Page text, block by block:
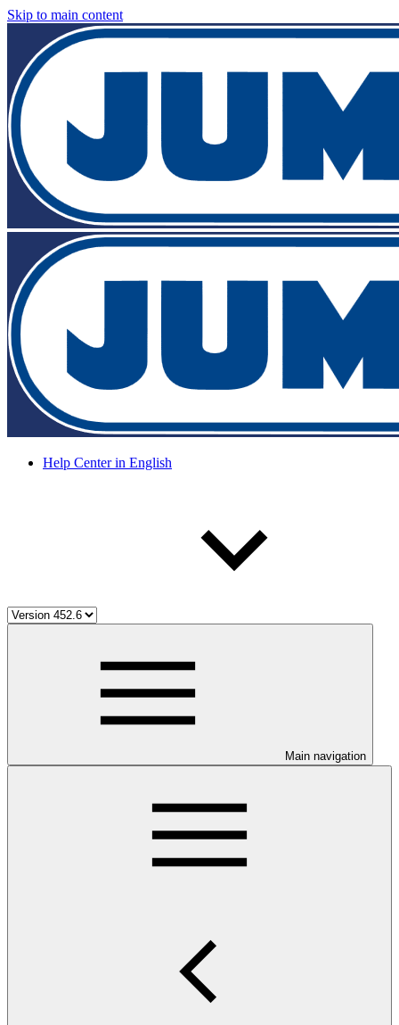
Skip to main content
Help Center in English
Main navigation